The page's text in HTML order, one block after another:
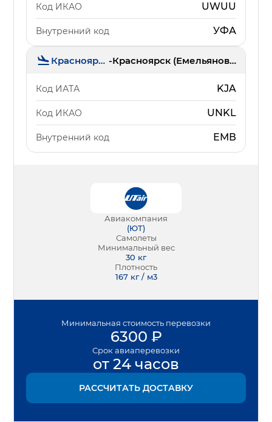
Код ИКАО UWUU
Внутренний код УФА
Красноярск - Красноярск (Емельяново)
Код ИАТА KJA
Код ИКАО UNKL
Внутренний код ЕМВ
Авиакомпания
(ЮТ)
Самолеты
Минимальный вес
30 кг
Плотность
167 кг / м3
Минимальная стоимость перевозки
6300 ₽
Срок авиаперевозки
от 24 часов
РАССЧИТАТЬ ДОСТАВКУ